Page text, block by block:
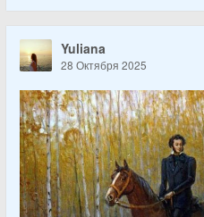
Yuliana
28 Октября 2025